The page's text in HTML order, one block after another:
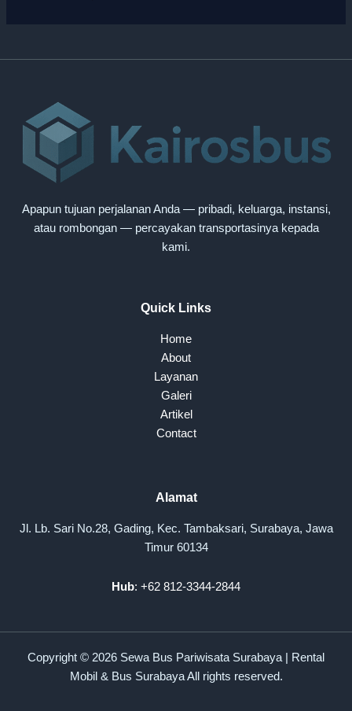
Apapun tujuan perjalanan Anda — pribadi, keluarga, instansi,
atau rombongan — percayakan transportasinya kepada
kami.
Quick Links
Home
About
Layanan
Galeri
Artikel
Contact
Alamat
Jl. Lb. Sari No.28, Gading, Kec. Tambaksari, Surabaya, Jawa
Timur 60134
Hub: +62 812-3344-2844
Copyright © 2026 Sewa Bus Pariwisata Surabaya | Rental
Mobil & Bus Surabaya All rights reserved.